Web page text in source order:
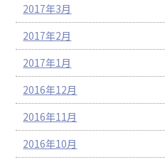
2017年3月
2017年2月
2017年1月
2016年12月
2016年11月
2016年10月